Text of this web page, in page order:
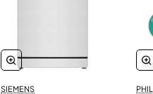
SIEMENS